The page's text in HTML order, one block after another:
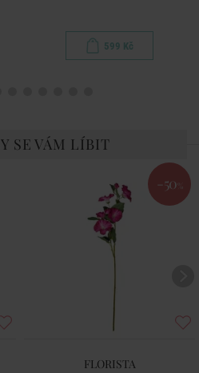
599 Kč
SE VÁM LÍBIT
-50 %
FLORISTA